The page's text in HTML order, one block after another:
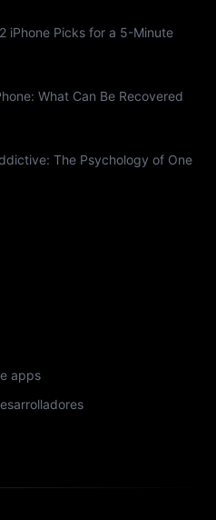
iPhone Picks for a 5-Minute
What Can Be Recovered
The Psychology of One
apps